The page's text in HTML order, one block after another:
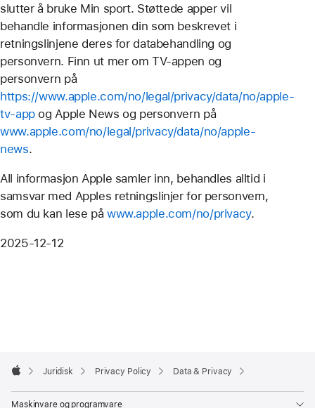
slutter å bruke Min sport. Støttede apper vil
behandle informasjonen din som beskrevet i
retningslinjene deres for databehandling og
personvern. Finn ut mer om TV-appen og
personvern på
https://www.apple.com/no/legal/privacy/data/no/apple-
tv-appog Apple News og personvern på
www.apple.com/no/legal/privacy/data/no/apple-
news.
All informasjon Apple samler inn, behandles alltid i
samsvar med Apples retningslinjer for personvern,
som du kan lese på www.apple.com/no/privacy.
2025-12-12
Footer

Juridisk Privacy Policy Data & Privacy
Maskinvare og programvare